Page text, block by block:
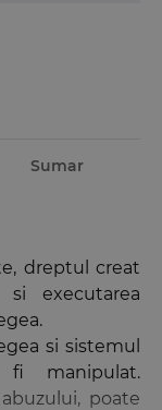
Sumar
dreptul creat
executarea
si sistemul
fi manipulat.
poate